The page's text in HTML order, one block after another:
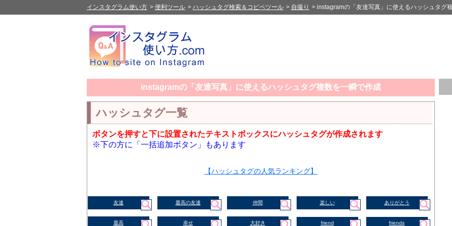
インスタグラム使い方 > 便利ツール > ハッシュタグ検索＆コピペツール > 自撮り > instagramの「友達写真」に使えるハッシュタグ
instagramの「友達写真」に使えるハッシュタグ複数を一瞬で作成
ハッシュタグ一覧
ボタンを押すと下に設置されたテキストボックスにハッシュタグが作成されます
※下の方に「一括追加ボタン」もあります
【ハッシュタグの人気ランキング】
友達 最高の友達 仲間 楽しい ありがとう
最高 幸せ 大好き friend friends